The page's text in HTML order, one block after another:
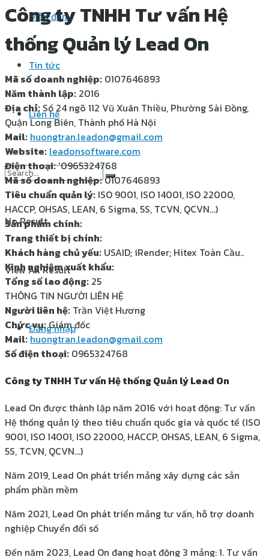
Diễn đàn
Tin tức
Liên hệ
No Result
View All Result
Đăng nhập
Công ty TNHH Tư vấn Hệ
thống Quản lý Lead On
Mã số doanh nghiệp: 0107646893
Năm thành lập: 2016
Địa chỉ: Số 24 ngõ 112 Vũ Xuân Thiều, Phường Sài Đồng,
Quận Long Biên, Thành phố Hà Nội
Mail: huongtran.leadon@gmail.com
Website: leadonsoftware.com
Điện thoại:'0965324768
Mã số doanh nghiệp:0107646893
Tiêu chuẩn quản lý: ISO 9001, ISO 14001, ISO 22000,
HACCP, OHSAS, LEAN, 6 Sigma, 5S, TCVN, QCVN…)
Sản phẩm chính:
Trang thiết bị chính:
Khách hàng chủ yếu: USAID; iRender; Hitex Toàn Cầu..
Kinh nghiệm xuất khẩu:
Tổng số lao động: 25
THÔNG TIN NGƯỜI LIÊN HỆ
Người liên hệ: Trần Việt Hương
Chức vụ:Giám đốc
Mail: huongtran.leadon@gmail.com
Số điện thoại: 0965324768
Công ty TNHH Tư vấn Hệ thống Quản lý Lead On
Lead On được thành lập năm 2016 với hoạt động: Tư vấn
Hệ thống quản lý theo tiêu chuẩn quốc gia và quốc tế (ISO
9001, ISO 14001, ISO 22000, HACCP, OHSAS, LEAN, 6 Sigma,
5S, TCVN, QCVN…)
Năm 2019, Lead On phát triển mảng xây dựng các sản
phẩm phần mềm
Năm 2021, Lead On phát triển mảng tư vấn, hỗ trợ doanh
nghiệp Chuyển đổi số
Đến năm 2023, Lead On đang hoạt động 3 mảng: 1. Tư vấn